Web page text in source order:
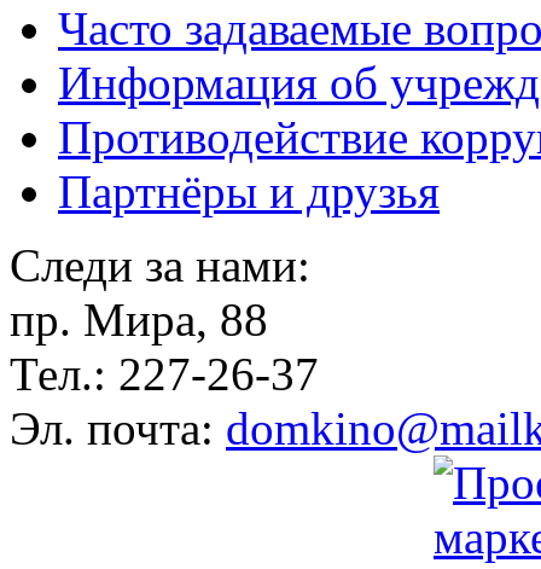
Часто задаваемые
Информация об
Противодействие
Партнёры и друзья
Следи за нами:
пр. Мира, 88
Тел.: 227-26-37
Эл. почта: